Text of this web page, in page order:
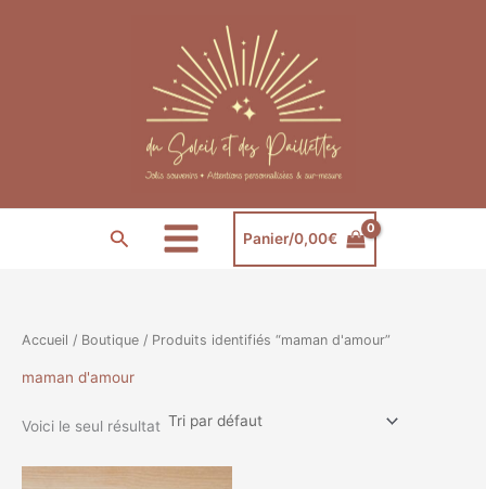
Rechercher Panier/0,00€
Accueil / Boutique / Produits identifiés “maman d'amour”
maman d'amour
Voici le seul résultat